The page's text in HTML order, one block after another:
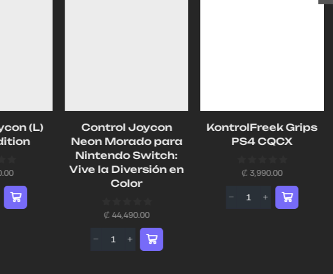
(L)
Control Joycon
Neon Morado para
Nintendo Switch:
Vive la Diversión en
Color
₡44,490.00
KontrolFreek Grips
PS4 CQCX
₡ 3,990.00